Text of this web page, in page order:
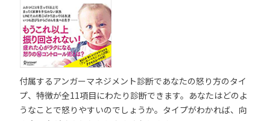
付属するアンガーマネジメント診断であなたの怒り方のタイ
プ、特徴が全11項目にわたり診断できます。あなたはどのよ
うなことで怒りやすいのでしょうか。タイプがわかれば、向